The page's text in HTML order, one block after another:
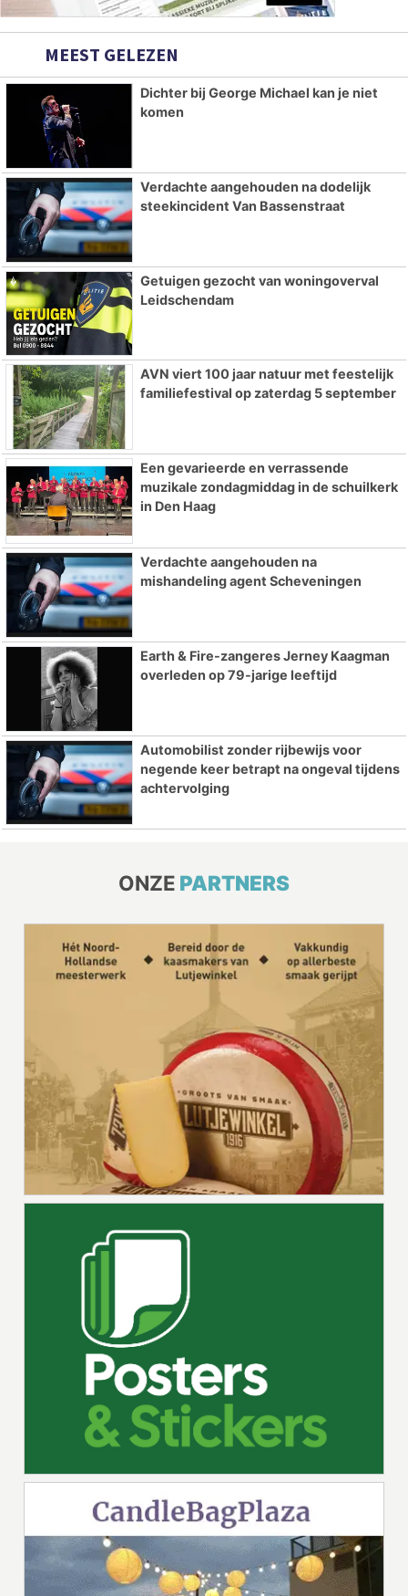
MEEST GELEZEN
Dichter bij George Michael kan je niet
komen
Verdachte aangehouden na dodelijk
steekincident Van Bassenstraat
Getuigen gezocht van woningoverval
Leidschendam
AVN viert 100 jaar natuur met feestelijk
familiefestival op zaterdag 5 september
Een gevarieerde en verrassende
muzikale zondagmiddag in de schuilkerk
in Den Haag
Verdachte aangehouden na
mishandeling agent Scheveningen
Earth & Fire-zangeres Jerney Kaagman
overleden op 79-jarige leeftijd
Automobilist zonder rijbewijs voor
negende keer betrapt na ongeval tijdens
achtervolging
ONZE PARTNERS